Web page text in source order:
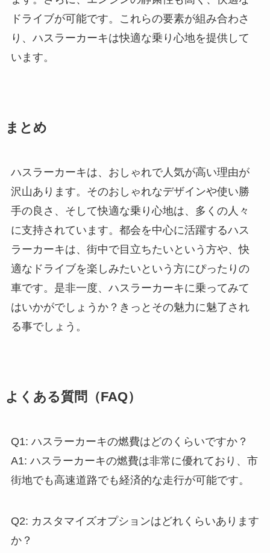
ドライブが可能です。これらの要素が組み合わさ
り、ハスラーカーキは快適な乗り心地を提供して
います。
まとめ
ハスラーカーキは、おしゃれで人気が高い理由が
沢山あります。そのおしゃれなデザインや使い勝
手の良さ、そして快適な乗り心地は、多くの人々
に支持されています。都会を中心に活躍するハス
ラーカーキは、街中で目立ちたいという方や、快
適なドライブを楽しみたいという方にぴったりの
車です。是非一度、ハスラーカーキに乗ってみて
はいかがでしょうか？きっとその魅力に魅了され
る事でしょう。
よくある質問（FAQ）
Q1: ハスラーカーキの燃費はどのくらいですか？
A1: ハスラーカーキの燃費は非常に優れており、市
街地でも高速道路でも経済的な走行が可能です。
Q2: カスタマイズオプションはどれくらいあります
か？